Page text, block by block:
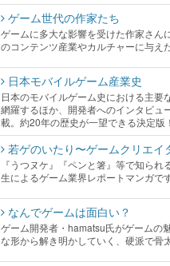
ゲーム世代の作家たち
ゲームに多大な影響を受けた作家さん
のコンテンツ産業やカルチャーに与え
日本モバイルゲーム産業史
日本のモバイルゲーム史における主要
網羅するほか、開発者へのインタビュ
載。約20年の歴史が一望できる決定版！
若ゲのいたり〜ゲームクリエイ
『うつヌケ』『ペンと箸』等で知ら
生によるゲーム業界レポートマンガです
なんでゲームは面白い？
ゲーム開発者・hamatsu氏がゲームの
な形から解き明かしていく、硬派で骨